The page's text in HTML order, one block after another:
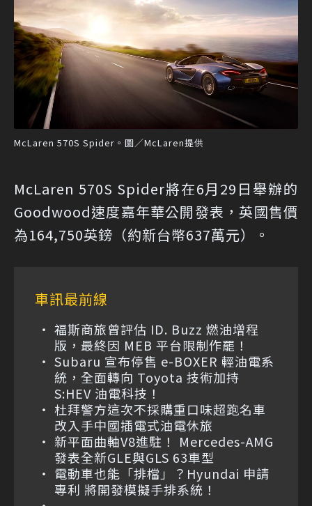
McLaren 570S Spider。圖／McLaren提供
McLaren 570S Spider將在6月29日舉辦的
Goodwood速度嘉年華公開發表，英國售價
為164,750英鎊（約新台幣637萬元）。
車訊最前線
福斯商旅曾評估 ID. Buzz 燃油增程
版，最終因 MEB 平台限制作罷！
Subaru 宣布停售 e-BOXER 輕油電系
統，全面轉向 Toyota 技術加持
S:HEV 油電科技！
杜拜警方這次不採購重口味超跑名車
改入手中國插電式油電休旅
新平面曲軸V8進駐！ Mercedes-AMG
發表全新GLE與GLS 63車型
電動車也能「排檔」？Hyundai 申請
專利 將開發模擬手排系統！